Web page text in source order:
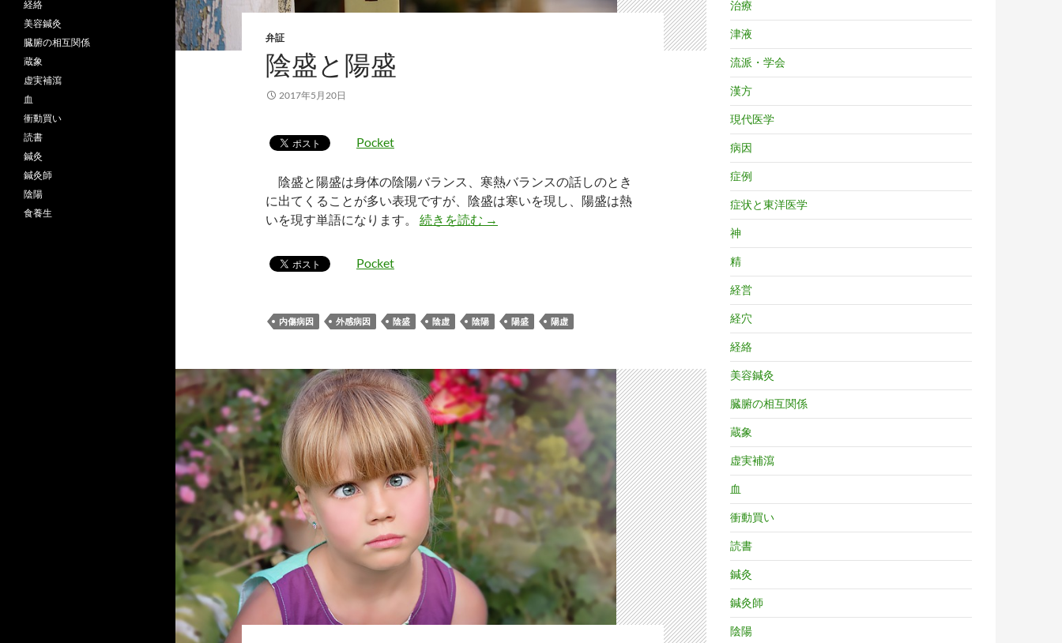
弁証
陰盛と陽盛
2017年5月20日
Pocket
陰盛と陽盛は身体の陰陽バランス、寒熱バランスの話しのとき
に出てくることが多い表現ですが、陰盛は寒いを現し、陽盛は熱
いを現す単語になります。 続きを読む 陰盛と陽盛
→
Pocket
内傷病因 外感病因 陰盛 陰虚 陰陽 陽盛 陽虚
治療
津液
流派・学会
漢方
現代医学
病因
症例
症状と東洋医学
神
精
経営
経穴
経絡
美容鍼灸
臓腑の相互関係
蔵象
虚実補瀉
血
衝動買い
読書
鍼灸
鍼灸師
陰陽
経絡
美容鍼灸
臓腑の相互関係
蔵象
虚実補瀉
血
衝動買い
読書
鍼灸
鍼灸師
陰陽
食養生